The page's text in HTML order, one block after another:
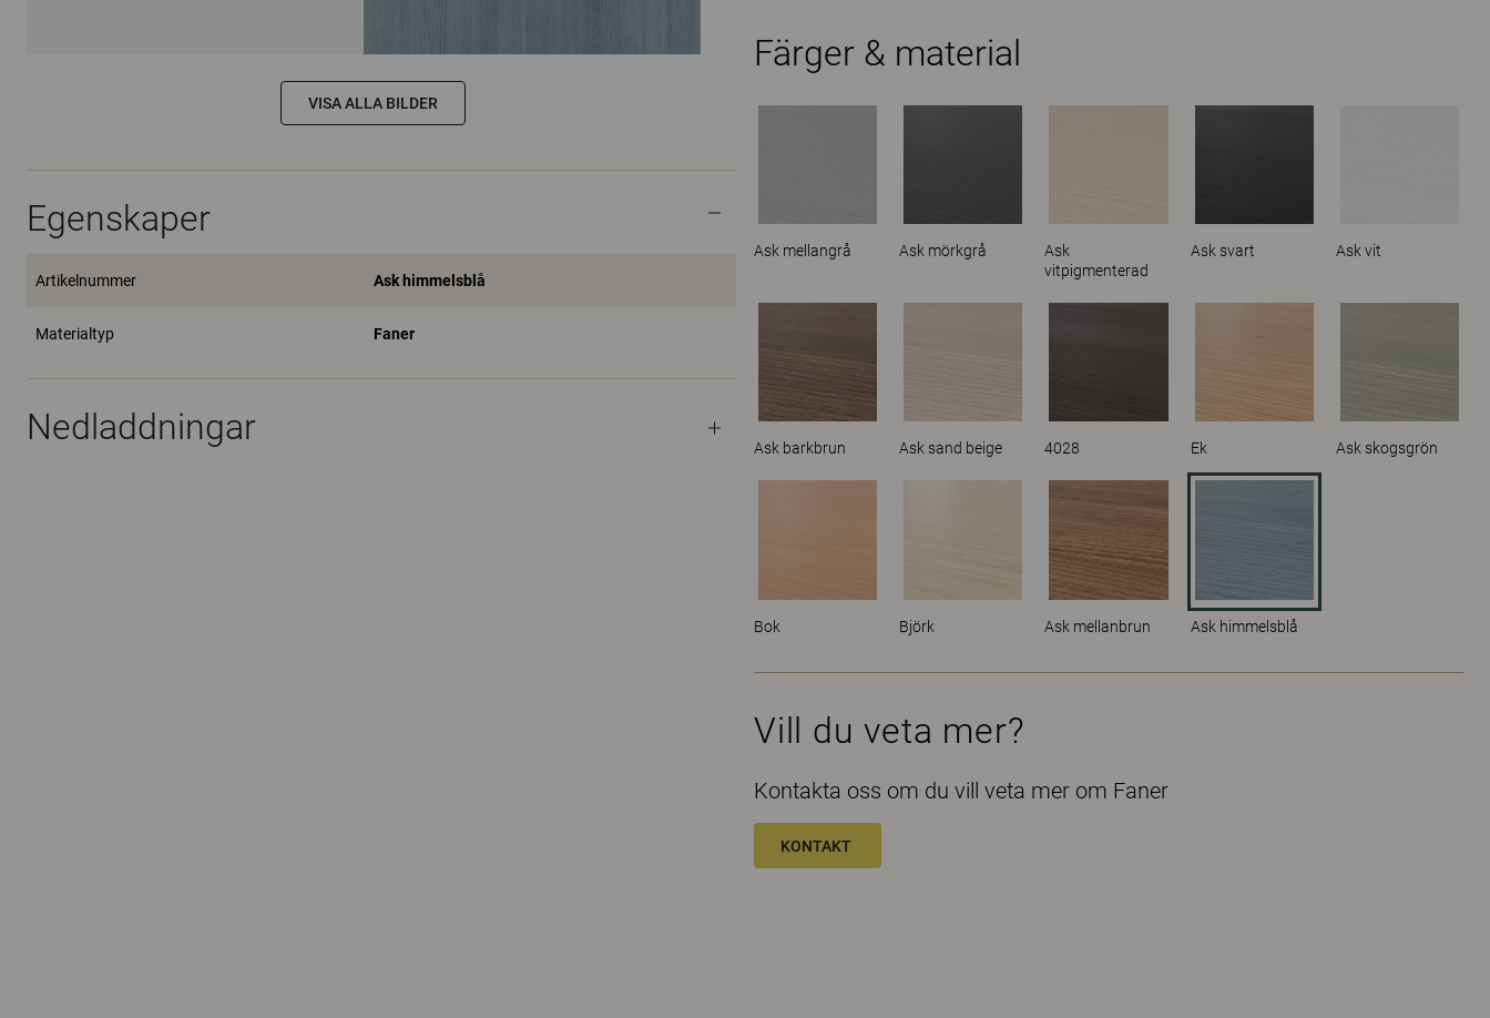
Färger & material
Ask mellangrå Ask mörkgrå
Ask
vitpigmenterad
Ask svart Ask vit
Ask barkbrun Ask sand beige 4028 Ek Ask skogsgrön
Bok Björk Ask mellanbrun Ask himmelsblå
Vill du veta mer?
Kontakta oss om du vill veta mer om Faner
KONTAKT
VISA ALLA BILDER
Egenskaper
Artikelnummer Ask himmelsblå
Materialtyp Faner
Nedladdningar